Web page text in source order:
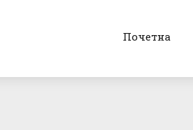
Почетна